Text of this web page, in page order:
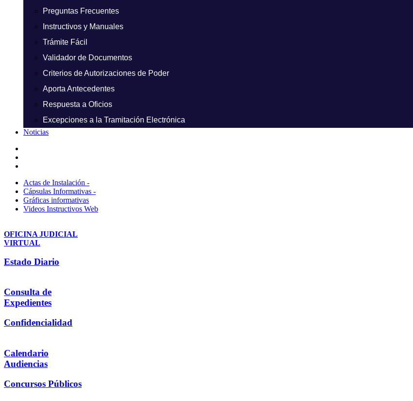
Preguntas Frecuentes
Instructivos y Manuales
Trámite Fácil
Validador de Documentos
Criterios de Autorizaciones de Poder
Aporta Antecedentes
Respuesta a Oficios
Excepciones a la Tramitación Electrónica
Noticias
Actas de Instalación -
Cápsulas Informativas -
Gráficas informativas
Videos Instructivos Web
OFICINA JUDICIAL
VIRTUAL
Estado Diario
Consulta de
Expedientes
Confidencialidad
Calendario
Audiencias
Concursos Públicos